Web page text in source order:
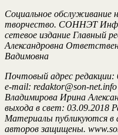
Социальное обслуживание
творчество. СОННЭТ
сетевое издание Главный
Александровна
Вадимовна
Почтовый адрес
e-mail: redaktor@son-
Владимирова Ирина
выхода в свет: 03.09.2018
Материалы публикуются в
авторов защищены.